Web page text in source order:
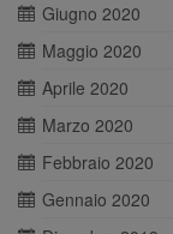
Giugno 2020
Maggio 2020
Aprile 2020
Marzo 2020
Febbraio 2020
Gennaio 2020